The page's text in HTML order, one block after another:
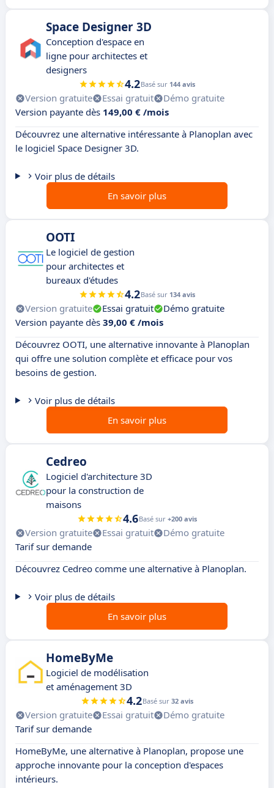
Space Designer 3D
Conception d'espace en
ligne pour architectes et
designers
4.2Basé sur 144 avis
Version gratuite Essai gratuit
Démo gratuite
Version payante dès 149,00 € /mois
Découvrez une alternative intéressante à Planoplan avec
le logiciel Space Designer 3D.
Voir plus de détails
En savoir plus
OOTI
Le logiciel de gestion
pour architectes et
bureaux d'études
4.2Basé sur 134 avis
Version gratuite Essai gratuit
Démo gratuite
Version payante dès 39,00 € /mois
Découvrez OOTI, une alternative innovante à Planoplan
qui offre une solution complète et efficace pour vos
besoins de gestion.
Voir plus de détails
En savoir plus
Cedreo
Logiciel d'architecture 3D
pour la construction de
maisons
4.6Basé sur +200 avis
Version gratuite Essai gratuit
Démo gratuite
Tarif sur demande
Découvrez Cedreo comme une alternative à Planoplan.
Voir plus de détails
En savoir plus
HomeByMe
Logiciel de modélisation
et aménagement 3D
4.2Basé sur 32 avis
Version gratuite Essai gratuit
Démo gratuite
Tarif sur demande
HomeByMe, une alternative à Planoplan, propose une
approche innovante pour la conception d'espaces
intérieurs.